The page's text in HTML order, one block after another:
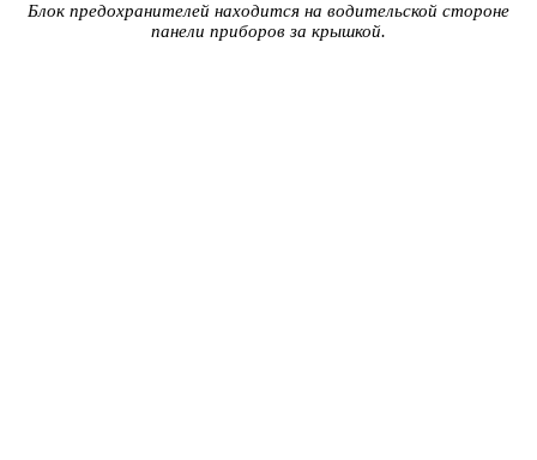
Блок предохранителей находится на водительской стороне
панели приборов за крышкой.